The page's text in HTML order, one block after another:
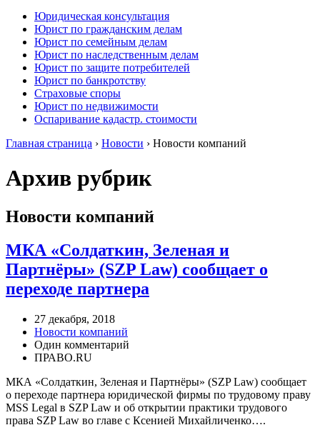
Юридическая консультация
Юрист по гражданским делам
Юрист по семейным делам
Юрист по наследственным делам
Юрист по защите потребителей
Юрист по банкротству
Страховые споры
Юрист по недвижимости
Оспаривание кадастр. стоимости
Главная страница › Новости › Новости компаний
Архив рубрик
Новости компаний
МКА «Солдаткин, Зеленая и
Партнёры» (SZP Law) сообщает о
переходе партнера
27 декабря, 2018
Новости компаний
Один комментарий
ПРАВО.RU
МКА «Солдаткин, Зеленая и Партнёры» (SZP Law) сообщает
о переходе партнера юридической фирмы по трудовому праву
MSS Legal в SZP Law и об открытии практики трудового
права SZP Law во главе с Ксенией Михайличенко….